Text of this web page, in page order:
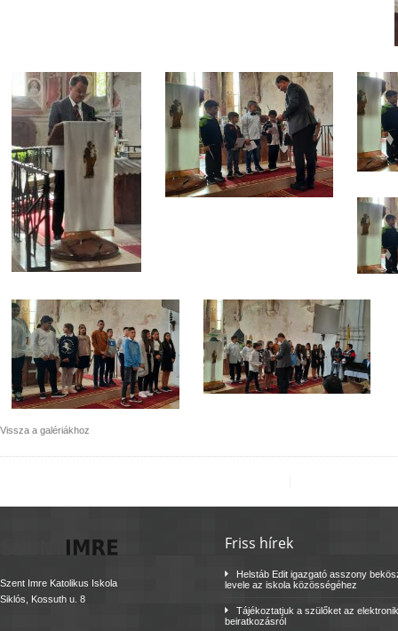
Vissza a galériákhoz
Szent Imre Katolikus Iskola
Siklós, Kossuth u. 8
Friss hírek
Helstáb Edit igazgató asszony
levele az iskola közösségéhez
Tájékoztatjuk a szülőket az
beiratkozásról